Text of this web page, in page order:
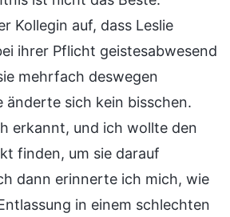
Kollegin auf, dass Leslie
ihrer Pflicht geistesabwesend
mehrfach deswegen
änderte sich kein bisschen.
erkannt, und ich wollte den
finden, um sie darauf
dann erinnerte ich mich, wie
in einem schlechten